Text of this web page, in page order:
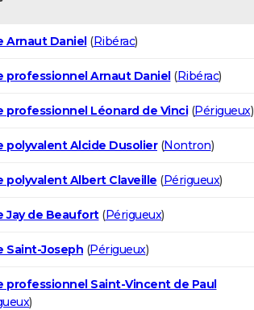
Arnaut Daniel(Ribérac)
professionnel Arnaut Daniel(Ribérac)
professionnel Léonard de Vinci(Périgueux)
polyvalent Alcide Dusolier(Nontron)
polyvalent Albert Claveille (Périgueux)
Jay de Beaufort(Périgueux)
Saint-Joseph (Périgueux)
professionnel Saint-Vincent de Paul
)